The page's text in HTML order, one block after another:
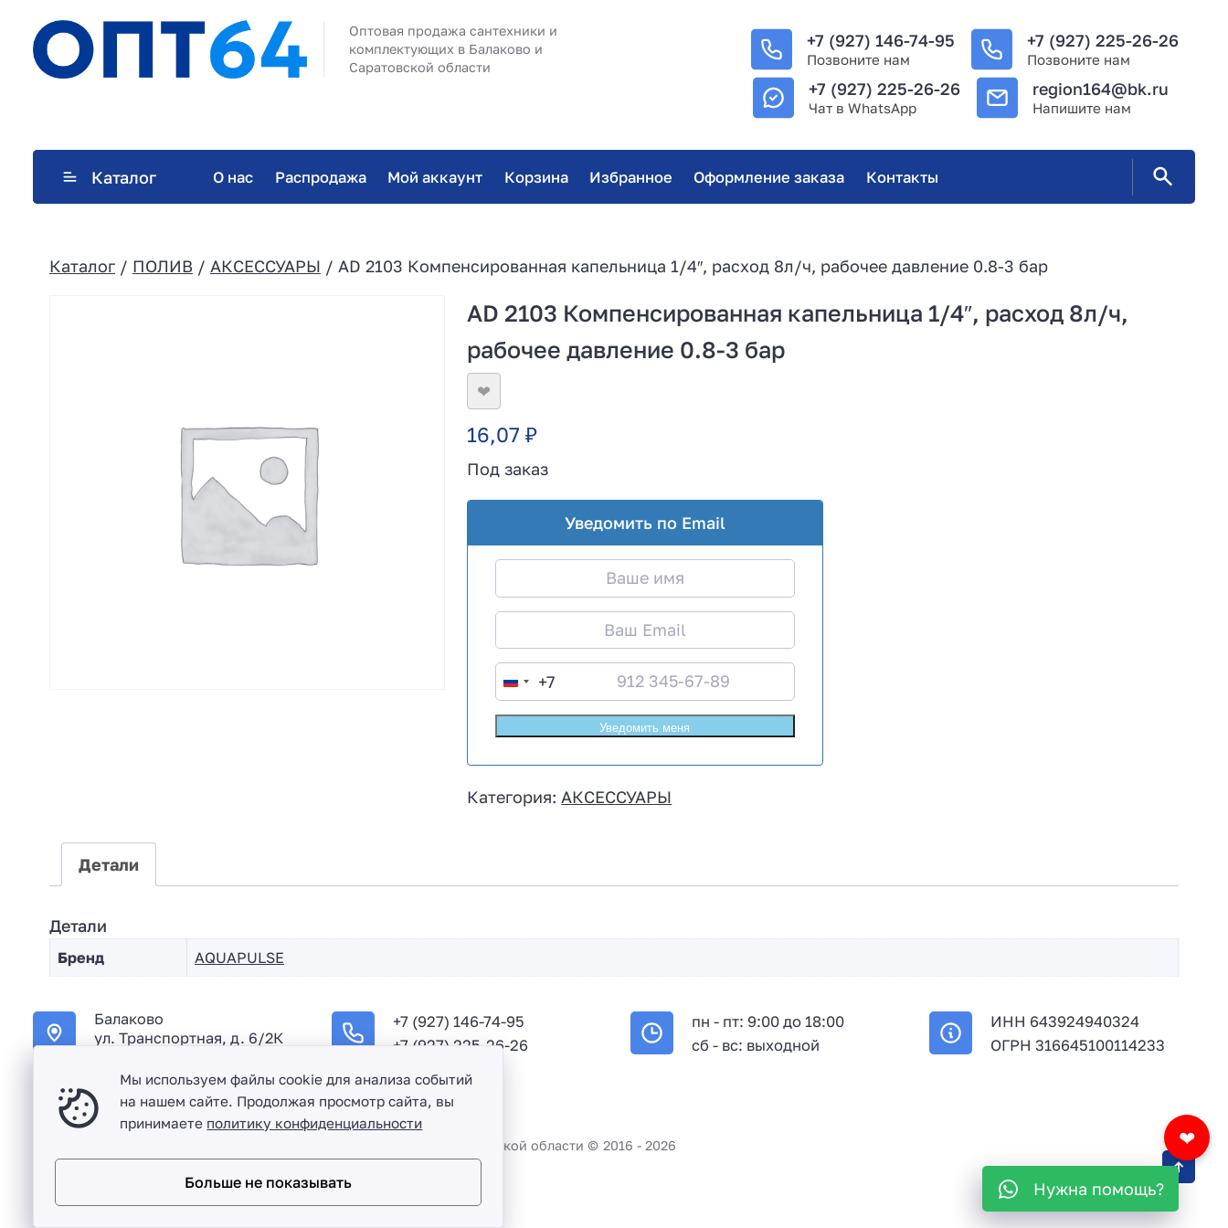
Оптовая продажа сантехники и
комплектующих в Балаково и
Саратовской области
+7 (927) 146-74-95
Позвоните нам
+7 (927) 225-26-26
Позвоните нам
+7 (927) 225-26-26
Чат в WhatsApp
region164@bk.ru
Напишите нам
Каталог О нас Распродажа Мой аккаунт Корзина Избранное Оформление заказа Контакты
Каталог / ПОЛИВ / АКСЕССУАРЫ / AD 2103 Компенсированная капельница 1/4″, расход 8л/ч, рабочее давление 0.8-3 бар
AD 2103 Компенсированная капельница 1/4″, расход 8л/ч,
рабочее давление 0.8-3 бар
❤
16,07₽
Под заказ
Уведомить по Email
R
u
s
s
i
+7
Категория: АКСЕССУАРЫ
Детали
Детали
Бренд AQUAPULSE
Балаково
ул. Транспортная, д. 6/2К
+7 (927) 146-74-95
+7 (927) 225-26-26
пн - пт: 9:00 до 18:00
сб - вс: выходной
ИНН 643924940324
ОГРН 316645100114233
❤
Оптовая продажа сантехники и комплектующих в Балаково и Саратовской области © 2016 - 2026
Разработка сайта и дизайн:revtail.ru
Мы используем файлы cookie для анализа событий
на нашем сайте. Продолжая просмотр сайта, вы
принимаете политику конфиденциальности
Больше не показывать Нужна помощь?